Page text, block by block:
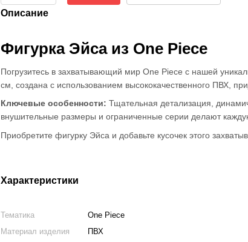
Описание
Фигурка Эйса из One Piece
Погрузитесь в захватывающий мир One Piece с нашей
см, создана с использованием высококачественного ПВХ,
Ключевые особенности: Тщательная детализация,
внушительные размеры и ограниченные серии делают
Приобретите фигурку Эйса и добавьте кусочек этого
Характеристики
Тематика
One Piece
Материал изделия
ПВХ